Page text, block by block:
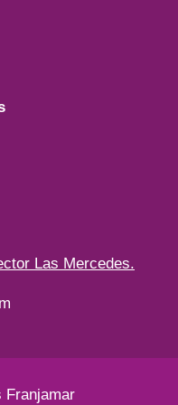
Las Mercedes.
Franjamar